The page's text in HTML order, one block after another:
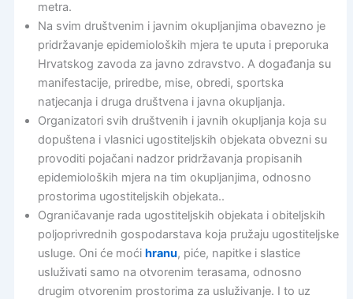
metra.
Na svim društvenim i javnim okupljanjima obavezno je
pridržavanje epidemioloških mjera te uputa i preporuka
Hrvatskog zavoda za javno zdravstvo. A događanja su
manifestacije, priredbe, mise, obredi, sportska
natjecanja i druga društvena i javna okupljanja.
Organizatori svih društvenih i javnih okupljanja koja su
dopuštena i vlasnici ugostiteljskih objekata obvezni su
provoditi pojačani nadzor pridržavanja propisanih
epidemioloških mjera na tim okupljanjima, odnosno
prostorima ugostiteljskih objekata..
Ograničavanje rada ugostiteljskih objekata i obiteljskih
poljoprivrednih gospodarstava koja pružaju ugostiteljske
usluge. Oni će moći hranu, piće, napitke i slastice
usluživati samo na otvorenim terasama, odnosno
drugim otvorenim prostorima za usluživanje. I to uz